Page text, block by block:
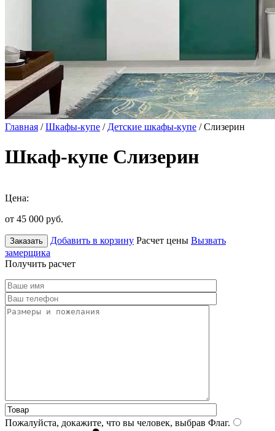
Главная /Шкафы-купе / Детские шкафы-купе / Слизерин
Шкаф-купе Слизерин
Цена:
от 45 000 руб.
Заказать Добавить в корзину Расчет цены Вызвать
замерщика
Получить расчет
Пожалуйста, докажите, что вы человек, выбрав Флаг.